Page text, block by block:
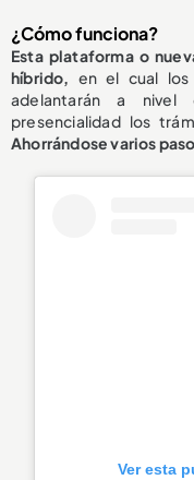
¿Cómo funciona?
Esta plataforma o
híbrido, en el cual los
adelantarán a nivel
presencialidad los
Ahorrándose varios
Ver esta